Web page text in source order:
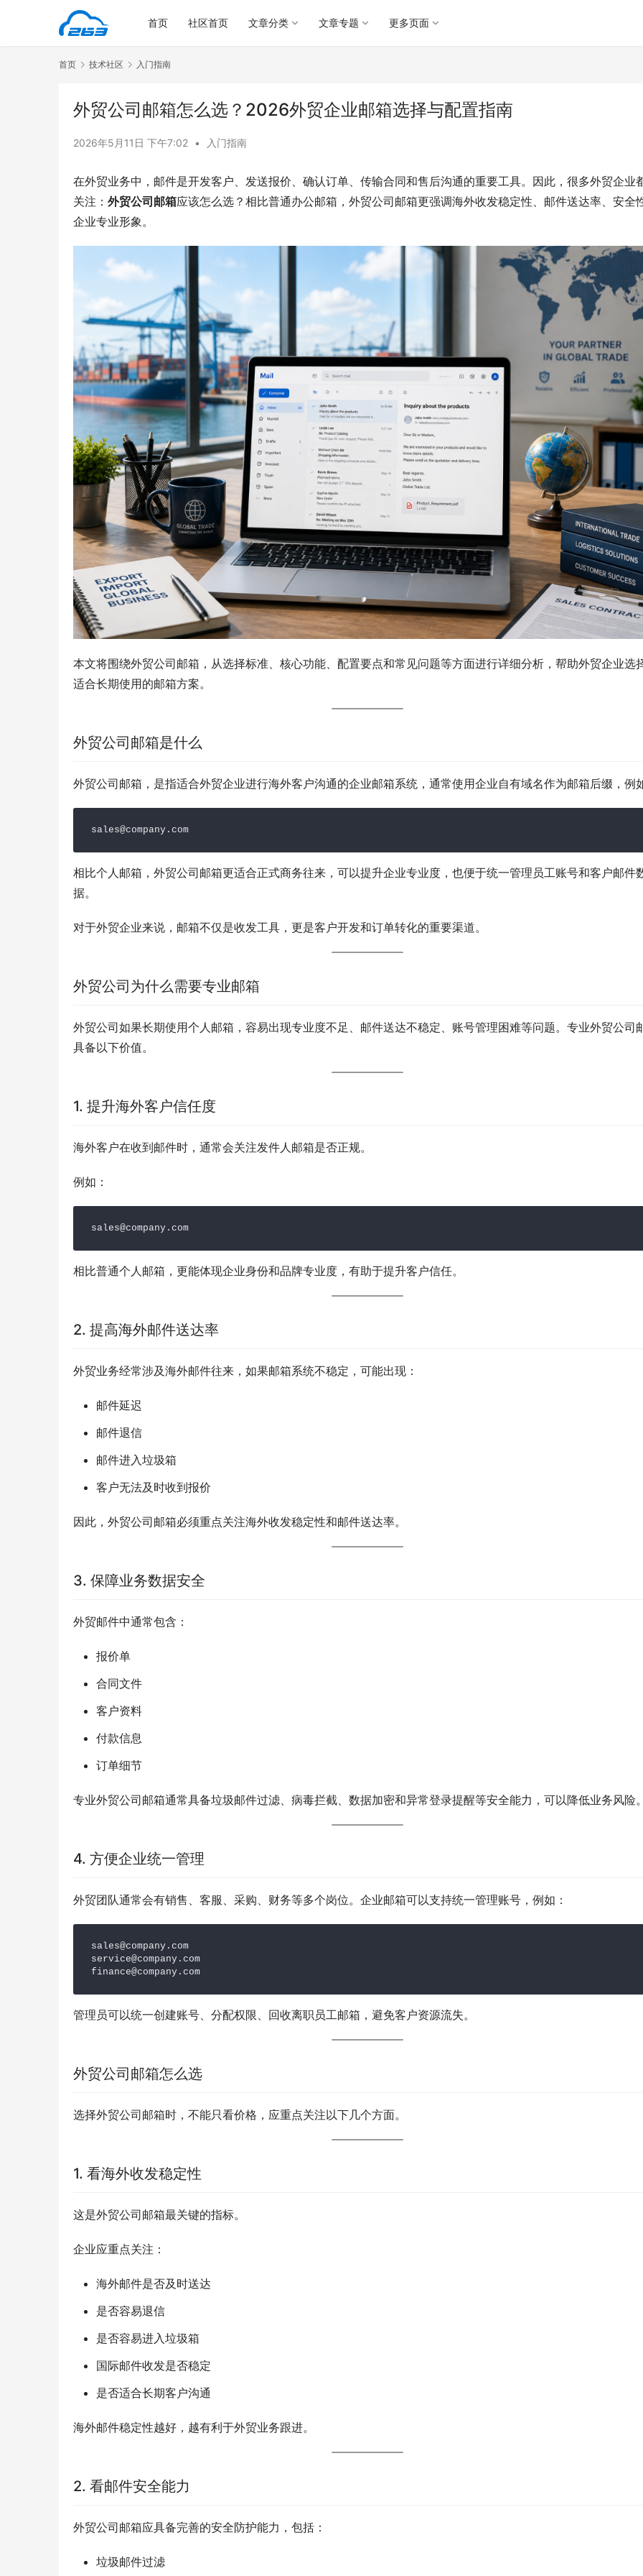
首页 社区首页 文章分类 文章专题 更多页面
首页 技术社区 入门指南
外贸公司邮箱怎么选？2026外贸企业邮箱选择与配置指南
2026年5月11日 下午7:02 • 入门指南
在外贸业务中，邮件是开发客户、发送报价、确认订单、传输合同和售后沟通的重要工具。因此，很多外贸企业
关注： 外贸公司邮箱应该怎么选？相比普通办公邮箱，外贸公司邮箱更强调海外收发稳定性、邮件送达率、安全
企业专业形象。
本文将围绕外贸公司邮箱，从选择标准、核心功能、配置要点和常见问题等方面进行详细分析，帮助外贸企业选
适合长期使用的邮箱方案。
外贸公司邮箱是什么
外贸公司邮箱，是指适合外贸企业进行海外客户沟通的企业邮箱系统，通常使用企业自有域名作为邮箱后缀，例
sales@company.com
相比个人邮箱，外贸公司邮箱更适合正式商务往来，可以提升企业专业度，也便于统一管理员工账号和客户邮件
据。
对于外贸企业来说，邮箱不仅是收发工具，更是客户开发和订单转化的重要渠道。
外贸公司为什么需要专业邮箱
外贸公司如果长期使用个人邮箱，容易出现专业度不足、邮件送达不稳定、账号管理困难等问题。专业外贸公司
具备以下价值。
1. 提升海外客户信任度
海外客户在收到邮件时，通常会关注发件人邮箱是否正规。
例如：
sales@company.com
相比普通个人邮箱，更能体现企业身份和品牌专业度，有助于提升客户信任。
2. 提高海外邮件送达率
外贸业务经常涉及海外邮件往来，如果邮箱系统不稳定，可能出现：
邮件延迟
邮件退信
邮件进入垃圾箱
客户无法及时收到报价
因此，外贸公司邮箱必须重点关注海外收发稳定性和邮件送达率。
3. 保障业务数据安全
外贸邮件中通常包含：
报价单
合同文件
客户资料
付款信息
订单细节
专业外贸公司邮箱通常具备垃圾邮件过滤、病毒拦截、数据加密和异常登录提醒等安全能力，可以降低业务风险
4. 方便企业统一管理
外贸团队通常会有销售、客服、采购、财务等多个岗位。企业邮箱可以支持统一管理账号，例如：
sales@company.com
service@company.com
finance@company.com
管理员可以统一创建账号、分配权限、回收离职员工邮箱，避免客户资源流失。
外贸公司邮箱怎么选
选择外贸公司邮箱时，不能只看价格，应重点关注以下几个方面。
1. 看海外收发稳定性
这是外贸公司邮箱最关键的指标。
企业应重点关注：
海外邮件是否及时送达
是否容易退信
是否容易进入垃圾箱
国际邮件收发是否稳定
是否适合长期客户沟通
海外邮件稳定性越好，越有利于外贸业务跟进。
2. 看邮件安全能力
外贸公司邮箱应具备完善的安全防护能力，包括：
垃圾邮件过滤